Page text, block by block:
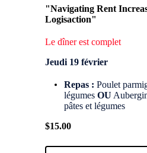
"Navigating Rent
Logisaction"
Le dîner est complet
Jeudi 19 février
Repas : Poulet
légumesOU
pâtes et légumes
$15.00